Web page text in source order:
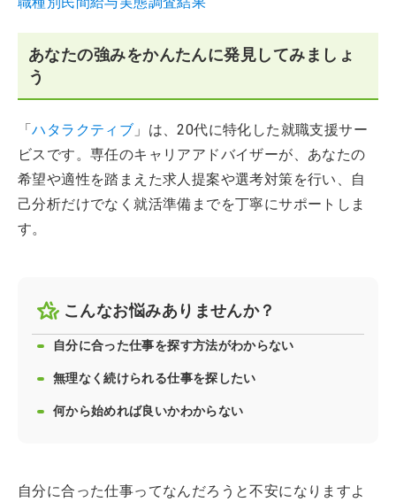
あなたの強みをかんたんに発見してみましょ
う
「ハタラクティブ 」は、20代に特化した就職支援サー
ビスです。専任のキャリアアドバイザーが、あなたの
希望や適性を踏まえた求人提案や選考対策を行い、自
己分析だけでなく就活準備までを丁寧にサポートしま
す。
こんなお悩みありませんか？
自分に合った仕事を探す方法がわからない
無理なく続けられる仕事を探したい
何から始めれば良いかわからない
自分に合った仕事ってなんだろうと不安になりますよ